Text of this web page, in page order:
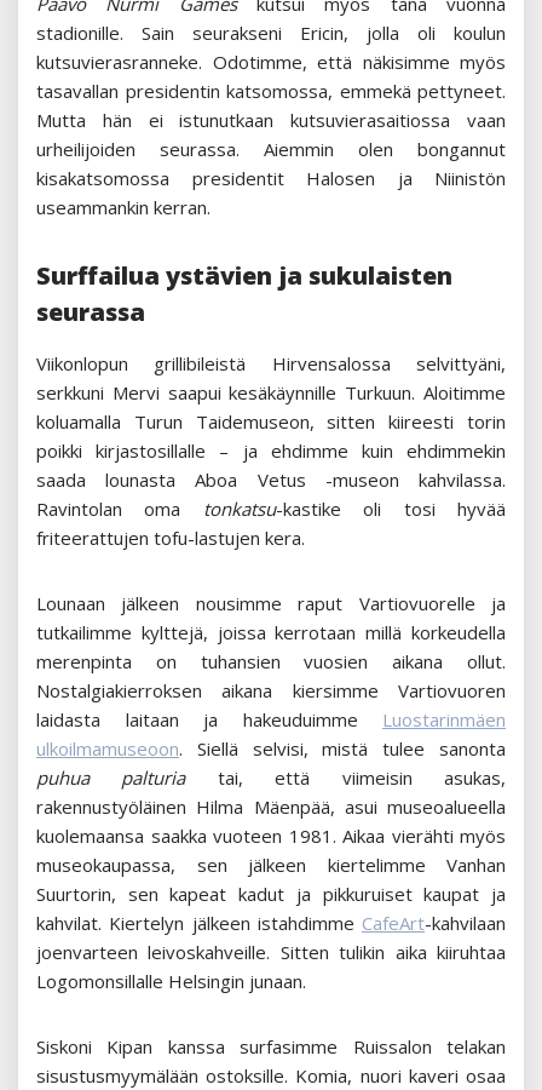
stadionille. Sain seurakseni Ericin, jolla oli koulun
kutsuvierasranneke. Odotimme, että näkisimme myös
tasavallan presidentin katsomossa, emmekä pettyneet.
Mutta hän ei istunutkaan kutsuvierasaitiossa vaan
urheilijoiden seurassa. Aiemmin olen bongannut
kisakatsomossa presidentit Halosen ja Niinistön
useammankin kerran.
Surffailua ystävien ja sukulaisten
seurassa
Viikonlopun grillibileistä Hirvensalossa selvittyäni,
serkkuni Mervi saapui kesäkäynnille Turkuun. Aloitimme
koluamalla Turun Taidemuseon, sitten kiireesti torin
poikki kirjastosillalle – ja ehdimme kuin ehdimmekin
saada lounasta Aboa Vetus -museon kahvilassa.
Ravintolan oma tonkatsu-kastike oli tosi hyvää
friteerattujen tofu-lastujen kera.
Lounaan jälkeen nousimme raput Vartiovuorelle ja
tutkailimme kylttejä, joissa kerrotaan millä korkeudella
merenpinta on tuhansien vuosien aikana ollut.
Nostalgiakierroksen aikana kiersimme Vartiovuoren
laidasta laitaan ja hakeuduimme Luostarinmäen
ulkoilmamuseoon. Siellä selvisi, mistä tulee sanonta
puhua palturiatai, että viimeisin asukas,
rakennustyöläinen Hilma Mäenpää, asui museoalueella
kuolemaansa saakka vuoteen 1981. Aikaa vierähti myös
museokaupassa, sen jälkeen kiertelimme Vanhan
Suurtorin, sen kapeat kadut ja pikkuruiset kaupat ja
kahvilat. Kiertelyn jälkeen istahdimme CafeArt-kahvilaan
joenvarteen leivoskahveille. Sitten tulikin aika kiiruhtaa
Logomonsillalle Helsingin junaan.
Siskoni Kipan kanssa surfasimme Ruissalon telakan
sisustusmyymälään ostoksille. Komia, nuori kaveri osaa